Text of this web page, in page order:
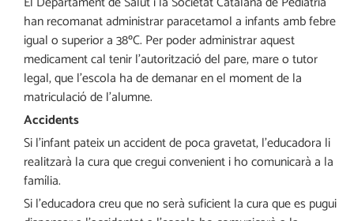
han recomanat administrar paracetamol a infants amb febre
igual o superior a 38ºC. Per poder administrar aquest
medicament cal tenir l’autorització del pare, mare o tutor
legal, que l’escola ha de demanar en el moment de la
matriculació de l’alumne.
Accidents
Si l’infant pateix un accident de poca gravetat, l’educadora li
realitzarà la cura que cregui convenient i ho comunicarà a la
família.
Si l’educadora creu que no serà suficient la cura que es pugui